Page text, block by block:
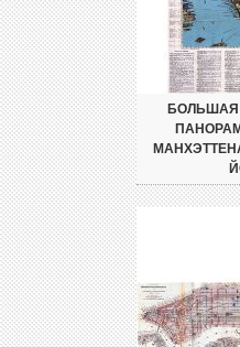
БОЛЬШАЯ